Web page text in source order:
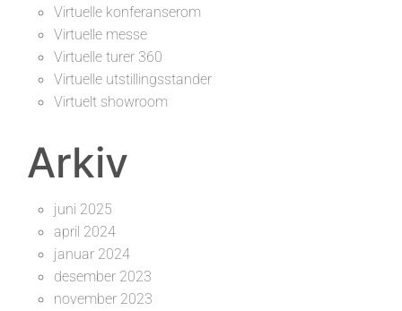
Virtuelle konferanserom
Virtuelle messe
Virtuelle turer 360
Virtuelle utstillingsstander
Virtuelt showroom
Arkiv
juni 2025
april 2024
januar 2024
desember 2023
november 2023